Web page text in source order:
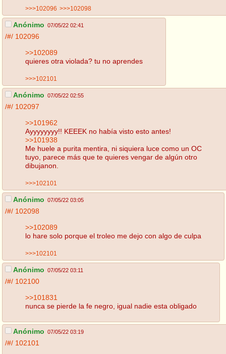
>>>102096 >>>102098
Anónimo 07/05/22 02:41
/#/ 102096
>>102089
quieres otra violada? tu no aprendes
>>>102101
Anónimo 07/05/22 02:55
/#/ 102097
>>101962
Ayyyyyyyy!! KEEEK no había visto esto antes!
>>101938
Me huele a purita mentira, ni siquiera luce como un OC
tuyo, parece más que te quieres vengar de algún otro
dibujanon.
>>>102101
Anónimo 07/05/22 03:05
/#/ 102098
>>102089
lo hare solo porque el troleo me dejo con algo de culpa
>>>102101
Anónimo 07/05/22 03:11
/#/ 102100
>>101831
nunca se pierde la fe negro, igual nadie esta obligado
Anónimo 07/05/22 03:19
/#/ 102101